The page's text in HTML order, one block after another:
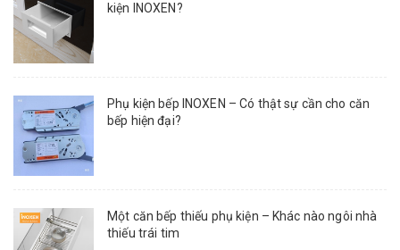
kiện INOXEN?
Phụ kiện bếp INOXEN – Có thật sự cần cho căn
bếp hiện đại?
Một căn bếp thiếu phụ kiện – Khác nào ngôi nhà
thiếu trái tim